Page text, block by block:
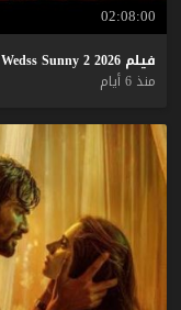
02:08:00
فيلم Wedss Sunny 2 2026
منذ 6 أيام